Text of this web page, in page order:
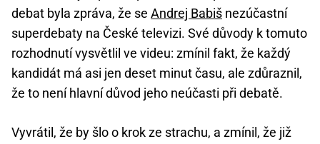
debat byla zpráva, že se Andrej Babiš nezúčastní
superdebaty na České televizi. Své důvody k tomuto
rozhodnutí vysvětlil ve videu: zmínil fakt, že každý
kandidát má asi jen deset minut času, ale zdůraznil,
že to není hlavní důvod jeho neúčasti při debatě.
Vyvrátil, že by šlo o krok ze strachu, a zmínil, že již